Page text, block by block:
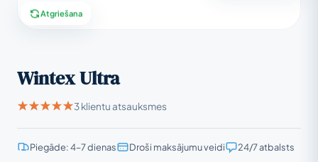
Atgriešana
Wintex Ultra
3 klientu atsauksmes
Piegāde: 4–7 dienas Droši maksājumu veidi 24/7 atbalsts